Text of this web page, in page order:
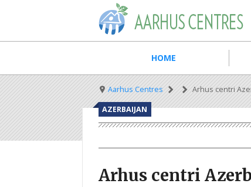
content
navigation
HOME
Breadcrumb
Aarhus Centres Arhus centri
AZERBAIJAN
Arhus centri